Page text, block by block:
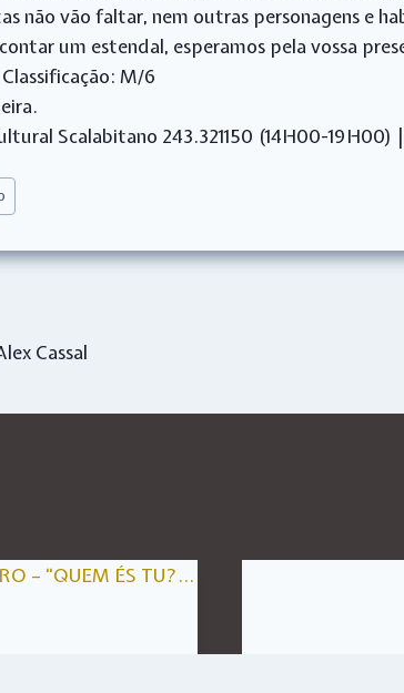
não vão faltar, nem outras personagens e
um estendal, esperamos pela vossa
M/6
Scalabitano 243.321150 (14H00-
Cassal